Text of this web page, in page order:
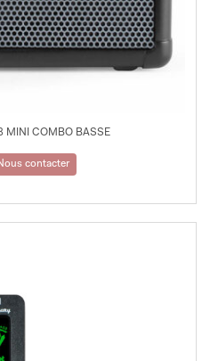
MINI COMBO BASSE
contacter